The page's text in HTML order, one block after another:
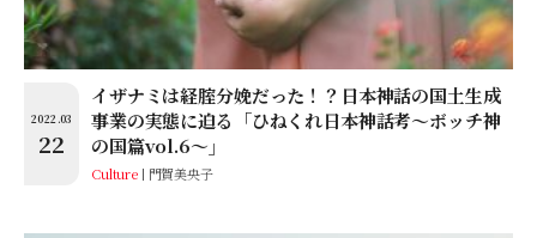
2022.03
22
イザナミは経腟分娩だった！？日本神話の国土生成
事業の実態に迫る「ひねくれ日本神話考〜ボッチ神
の国篇vol.6〜」
Culture 門賀美央子